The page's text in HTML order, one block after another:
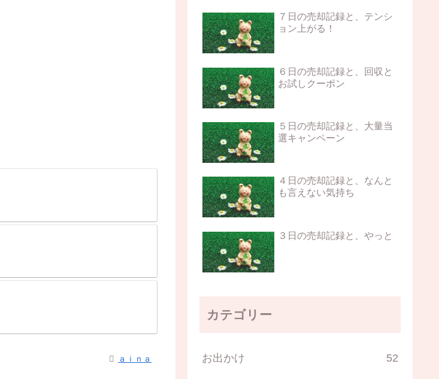
ａｉｎａ
７日の売却記録と、テンシ
ョン上がる！
６日の売却記録と、回収と
お試しクーポン
５日の売却記録と、大量当
選キャンペーン
４日の売却記録と、なんと
も言えない気持ち
３日の売却記録と、やっと
カテゴリー
お出かけ 52